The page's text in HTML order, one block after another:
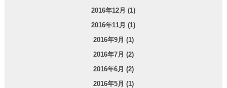
2016年12月 (1)
2016年11月 (1)
2016年9月 (1)
2016年7月 (2)
2016年6月 (2)
2016年5月 (1)